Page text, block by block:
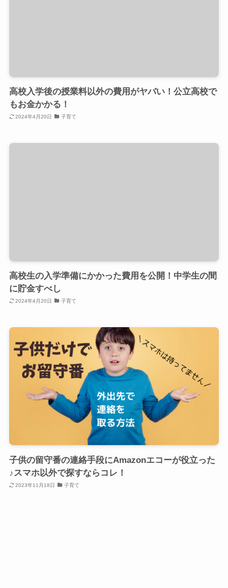
高校入学後の授業料以外の費用がヤバい！公立高校で
もお金かかる！
2024年4月20日 子育て
高校生の入学準備にかかった費用を公開！中学生の間
に貯金すべし
2024年4月20日 子育て
子供の留守番の連絡手段にAmazonエコーが役立った
♪スマホ以外で探すならコレ！
2023年11月18日 子育て